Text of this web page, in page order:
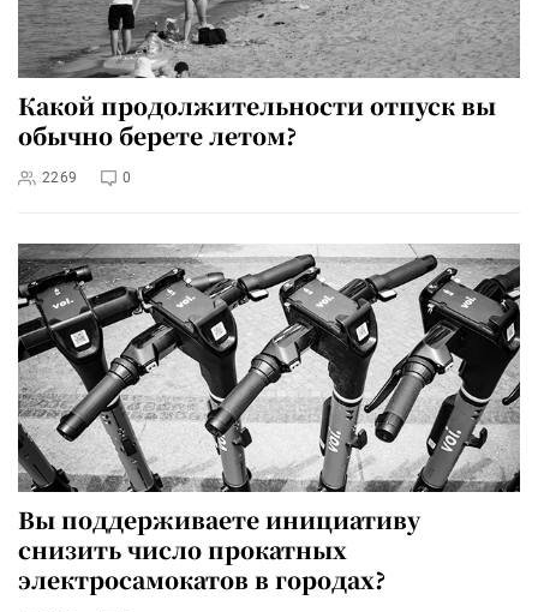
Какой продолжительности отпуск вы
обычно берете летом?
2269 0
Вы поддерживаете инициативу
снизить число прокатных
электросамокатов в городах?